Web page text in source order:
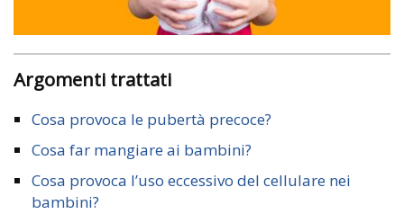
Argomenti trattati
Cosa provoca le pubertà precoce?
Cosa far mangiare ai bambini?
Cosa provoca l’uso eccessivo del cellulare nei
bambini?